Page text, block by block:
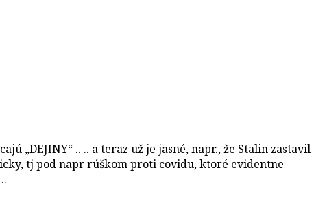
„DEJINY“ .. .. a teraz už je jasné, napr., že Stalin zastavil
tj pod napr rúškom proti covidu, ktoré evidentne